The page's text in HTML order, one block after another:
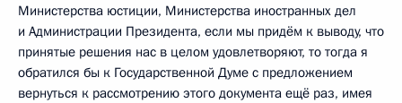
Министерства юстиции, Министерства иностранных дел
и Администрации Президента, если мы придём к выводу, что
принятые решения нас в целом удовлетворяют, то тогда я
обратился бы к Государственной Думе с предложением
вернуться к рассмотрению этого документа ещё раз, имея